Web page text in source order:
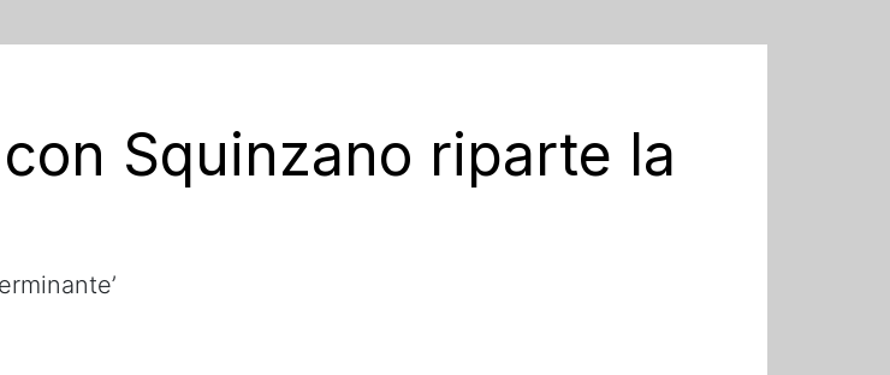
Squinzano riparte la